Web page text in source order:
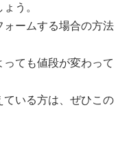
う。
ームする場合の方法
っても値段が変わって
いる方は、ぜひこの